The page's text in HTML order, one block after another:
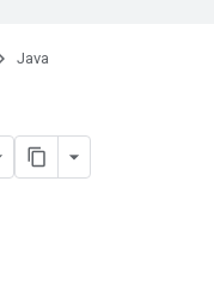
Java